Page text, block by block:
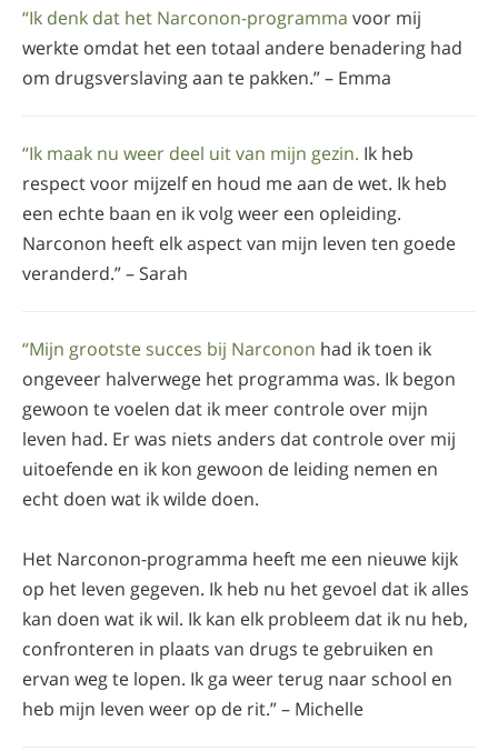
“Ik denk dat het Narconon-programma voor mij
werkte omdat het een totaal andere benadering had
om drugsverslaving aan te pakken.” – Emma
“Ik maak nu weer deel uit van mijn gezin. Ik heb
respect voor mijzelf en houd me aan de wet. Ik heb
een echte baan en ik volg weer een opleiding.
Narconon heeft elk aspect van mijn leven ten goede
veranderd.” – Sarah
“Mijn grootste succes bij Narconon had ik toen ik
ongeveer halverwege het programma was. Ik begon
gewoon te voelen dat ik meer controle over mijn
leven had. Er was niets anders dat controle over mij
uitoefende en ik kon gewoon de leiding nemen en
echt doen wat ik wilde doen.
Het Narconon-programma heeft me een nieuwe kijk
op het leven gegeven. Ik heb nu het gevoel dat ik alles
kan doen wat ik wil. Ik kan elk probleem dat ik nu heb,
confronteren in plaats van drugs te gebruiken en
ervan weg te lopen. Ik ga weer terug naar school en
heb mijn leven weer op de rit.” – Michelle